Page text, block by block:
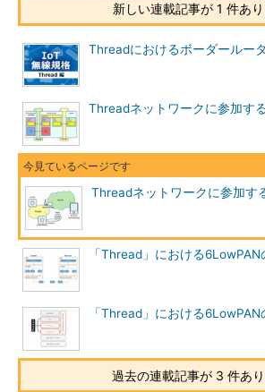
新しい連載記事が 1 件あ
Threadにおけるボーダールー
Threadネットワークに参加す
Threadネットワークに参加す
「Thread」における6LowPAN
「Thread」における6LowPAN
過去の連載記事が 3 件あ